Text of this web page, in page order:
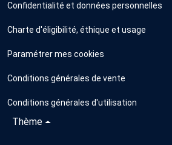
Confidentialité et données personnelles
Charte d'éligibilité, éthique et usage
Paramétrer mes cookies
Conditions générales de vente
Conditions générales d'utilisation
Thème